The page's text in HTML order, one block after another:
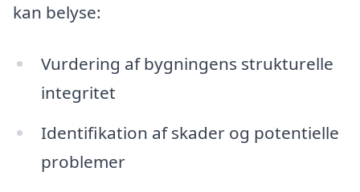
kan belyse:
Vurdering af bygningens strukturelle
integritet
Identifikation af skader og potentielle
problemer